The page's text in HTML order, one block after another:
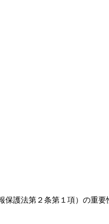
護法第２条第１項）の重要